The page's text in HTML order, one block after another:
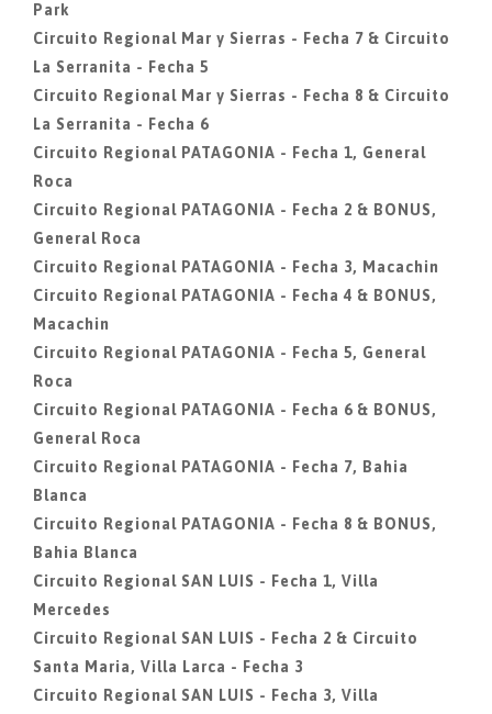
Park
Circuito Regional Mar y Sierras - Fecha 7 & Circuito
La Serranita - Fecha 5
Circuito Regional Mar y Sierras - Fecha 8 & Circuito
La Serranita - Fecha 6
Circuito Regional PATAGONIA - Fecha 1, General
Roca
Circuito Regional PATAGONIA - Fecha 2 & BONUS,
General Roca
Circuito Regional PATAGONIA - Fecha 3, Macachin
Circuito Regional PATAGONIA - Fecha 4 & BONUS,
Macachin
Circuito Regional PATAGONIA - Fecha 5, General
Roca
Circuito Regional PATAGONIA - Fecha 6 & BONUS,
General Roca
Circuito Regional PATAGONIA - Fecha 7, Bahia
Blanca
Circuito Regional PATAGONIA - Fecha 8 & BONUS,
Bahia Blanca
Circuito Regional SAN LUIS - Fecha 1, Villa
Mercedes
Circuito Regional SAN LUIS - Fecha 2 & Circuito
Santa Maria, Villa Larca - Fecha 3
Circuito Regional SAN LUIS - Fecha 3, Villa